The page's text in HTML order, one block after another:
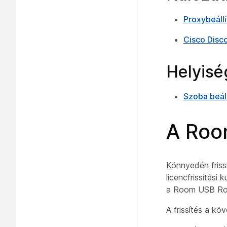
Cisco
Szoba
A
Könnyedén
licencfrissítési
a Room USB
A frissítés a